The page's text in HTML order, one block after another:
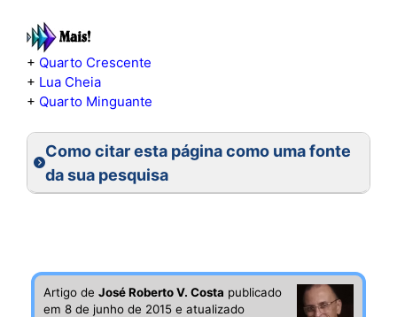
+ Quarto Crescente
+ Lua Cheia
+ Quarto Minguante
Como citar esta página como uma fonte
da sua pesquisa
Artigo deJosé Roberto V. Costa publicado
em 8 de junho de 2015 e atualizado